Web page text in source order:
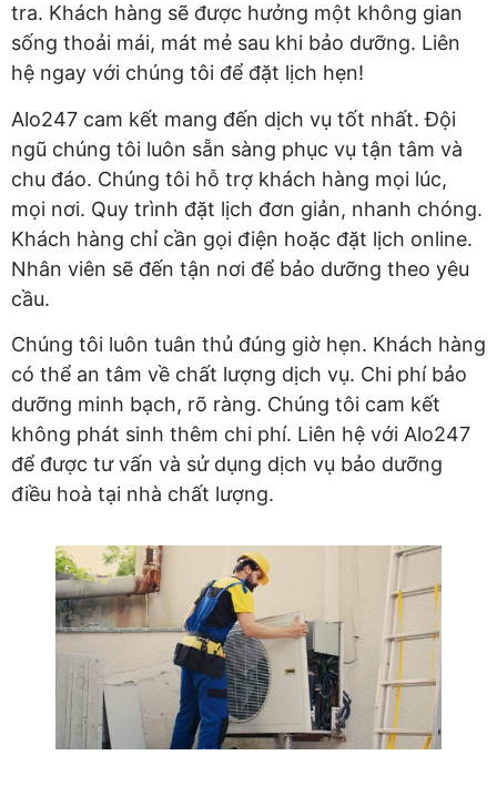
tra. Khách hàng sẽ được hưởng một không gian
sống thoải mái, mát mẻ sau khi bảo dưỡng. Liên
hệ ngay với chúng tôi để đặt lịch hẹn!
Alo247 cam kết mang đến dịch vụ tốt nhất. Đội
ngũ chúng tôi luôn sẵn sàng phục vụ tận tâm và
chu đáo. Chúng tôi hỗ trợ khách hàng mọi lúc,
mọi nơi. Quy trình đặt lịch đơn giản, nhanh chóng.
Khách hàng chỉ cần gọi điện hoặc đặt lịch online.
Nhân viên sẽ đến tận nơi để bảo dưỡng theo yêu
cầu.
Chúng tôi luôn tuân thủ đúng giờ hẹn. Khách hàng
có thể an tâm về chất lượng dịch vụ. Chi phí bảo
dưỡng minh bạch, rõ ràng. Chúng tôi cam kết
không phát sinh thêm chi phí. Liên hệ với Alo247
để được tư vấn và sử dụng dịch vụ bảo dưỡng
điều hoà tại nhà chất lượng.